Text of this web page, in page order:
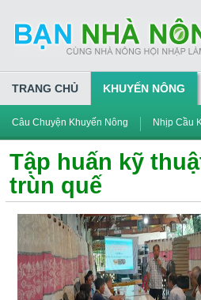
TRANG CHỦ KHUYẾN NÔNG
Câu Chuyện Khuyến Nông Nhịp Cầu
Tập huấn kỹ
trùn quế